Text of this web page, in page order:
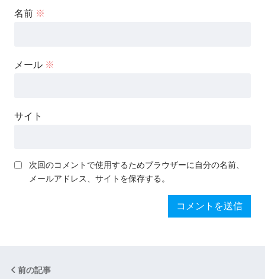
名前 ※
メール ※
サイト
次回のコメントで使用するためブラウザーに自分の名前、
メールアドレス、サイトを保存する。
前の記事